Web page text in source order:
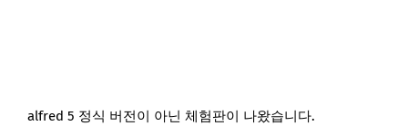
alfred 5 정식 버전이 아닌 체험판이 나왔습니다.